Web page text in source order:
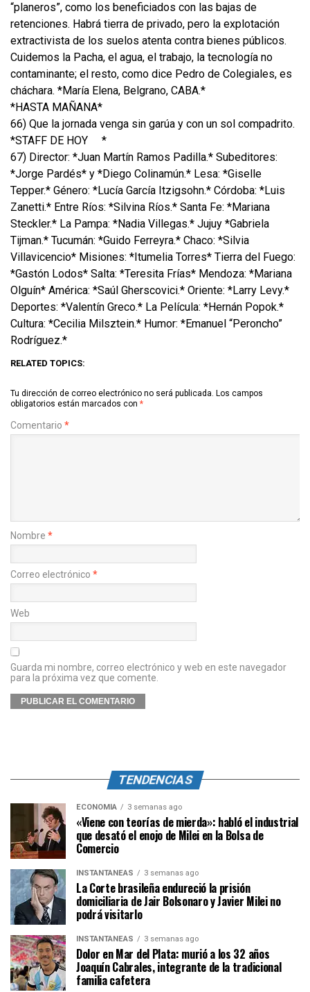
“planeros”, como los beneficiados con las bajas de
retenciones. Habrá tierra de privado, pero la explotación
extractivista de los suelos atenta contra bienes públicos.
Cuidemos la Pacha, el agua, el trabajo, la tecnología no
contaminante; el resto, como dice Pedro de Colegiales, es
cháchara. *María Elena, Belgrano, CABA.*
*HASTA MAÑANA*
66) Que la jornada venga sin garúa y con un sol compadrito.
*STAFF DE HOY
*
67) Director: *Juan Martín Ramos Padilla.* Subeditores:
*Jorge Pardés* y *Diego Colinamún.* Lesa: *Giselle
Tepper.* Género: *Lucía García Itzigsohn.* Córdoba: *Luis
Zanetti.* Entre Ríos: *Silvina Ríos.* Santa Fe: *Mariana
Steckler.* La Pampa: *Nadia Villegas.* Jujuy *Gabriela
Tijman.* Tucumán: *Guido Ferreyra.* Chaco: *Silvia
Villavicencio* Misiones: *Itumelia Torres* Tierra del Fuego:
*Gastón Lodos* Salta: *Teresita Frías* Mendoza: *Mariana
Olguín* América: *Saúl Gherscovici.* Oriente: *Larry Levy.*
Deportes: *Valentín Greco.* La Película: *Hernán Popok.*
Cultura: *Cecilia Milsztein.* Humor: *Emanuel “Peroncho”
Rodríguez.*
RELATED TOPICS:
Tu dirección de correo electrónico no será publicada. Los campos
obligatorios están marcados con *
Comentario *
Nombre *
Correo electrónico *
Web
Guarda mi nombre, correo electrónico y web en este navegador
para la próxima vez que comente.
TENDENCIAS
ECONOMÍA 3 semanas ago
«Viene con teorías de mierda»: habló el industrial
que desató el enojo de Milei en la Bolsa de
Comercio
INSTANTÁNEAS 3 semanas ago
La Corte brasileña endureció la prisión
domiciliaria de Jair Bolsonaro y Javier Milei no
podrá visitarlo
INSTANTÁNEAS 3 semanas ago
Dolor en Mar del Plata: murió a los 32 años
Joaquín Cabrales, integrante de la tradicional
familia cafetera